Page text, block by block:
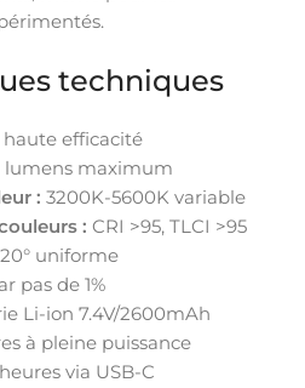
techniques
haute efficacité
lumens maximum
: 3200K-5600K variable
: CRI >95, TLCI >95
uniforme
pas de 1%
Li-ion 7.4V/2600mAh
à pleine puissance
via USB-C